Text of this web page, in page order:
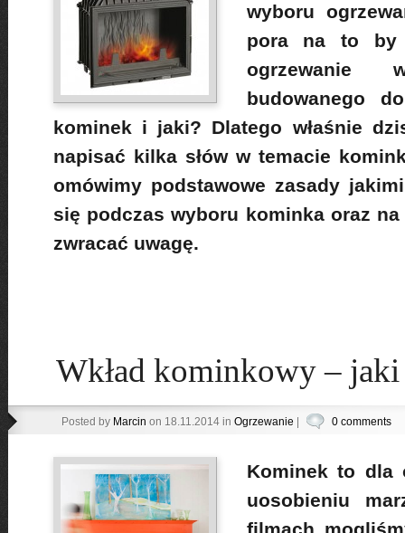
wyboru
pora na to by
ogrzewanie
budowanego
kominek i jaki? Dlatego właśnie
napisać kilka słów w temacie
omówimy podstawowe zasady
się podczas wyboru kominka oraz
zwracać uwagę.
Wkład kominkowy –
Posted by Marcin on 18.11.2014 in Ogrzewanie 0 comments
Kominek to dla
uosobieniu